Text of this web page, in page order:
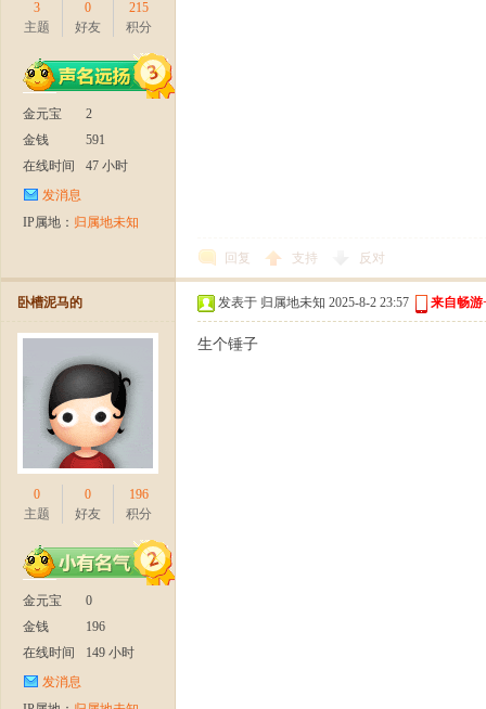
【
二
3
主题
0
好友
215
积分
金元宝
2
金钱
591
在线时间
47 小时
发消息
IP属地： 归属地未知
回复 支持 反对
卧槽泥马的
0
主题
0
好友
196
积分
金元宝
0
金钱
196
在线时间
149 小时
发消息
发表于 归属地未知 2025-8-2 23:57 来自畅游
生个锤子